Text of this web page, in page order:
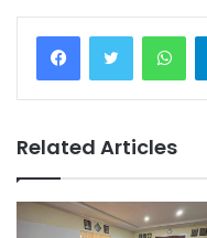
Related Articles